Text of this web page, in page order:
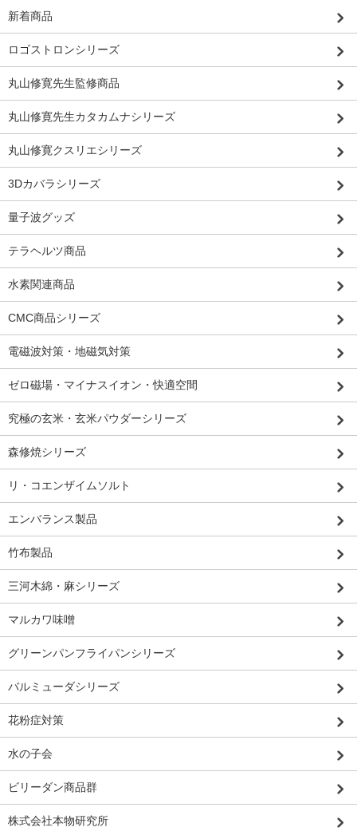
新着商品
ロゴストロンシリーズ
丸山修寛先生監修商品
丸山修寛先生カタカムナシリーズ
丸山修寛クスリエシリーズ
3Dカバラシリーズ
量子波グッズ
テラヘルツ商品
水素関連商品
CMC商品シリーズ
電磁波対策・地磁気対策
ゼロ磁場・マイナスイオン・快適空間
究極の玄米・玄米パウダーシリーズ
森修焼シリーズ
リ・コエンザイムソルト
エンバランス製品
竹布製品
三河木綿・麻シリーズ
マルカワ味噌
グリーンパンフライパンシリーズ
バルミューダシリーズ
花粉症対策
水の子会
ビリーダン商品群
株式会社本物研究所